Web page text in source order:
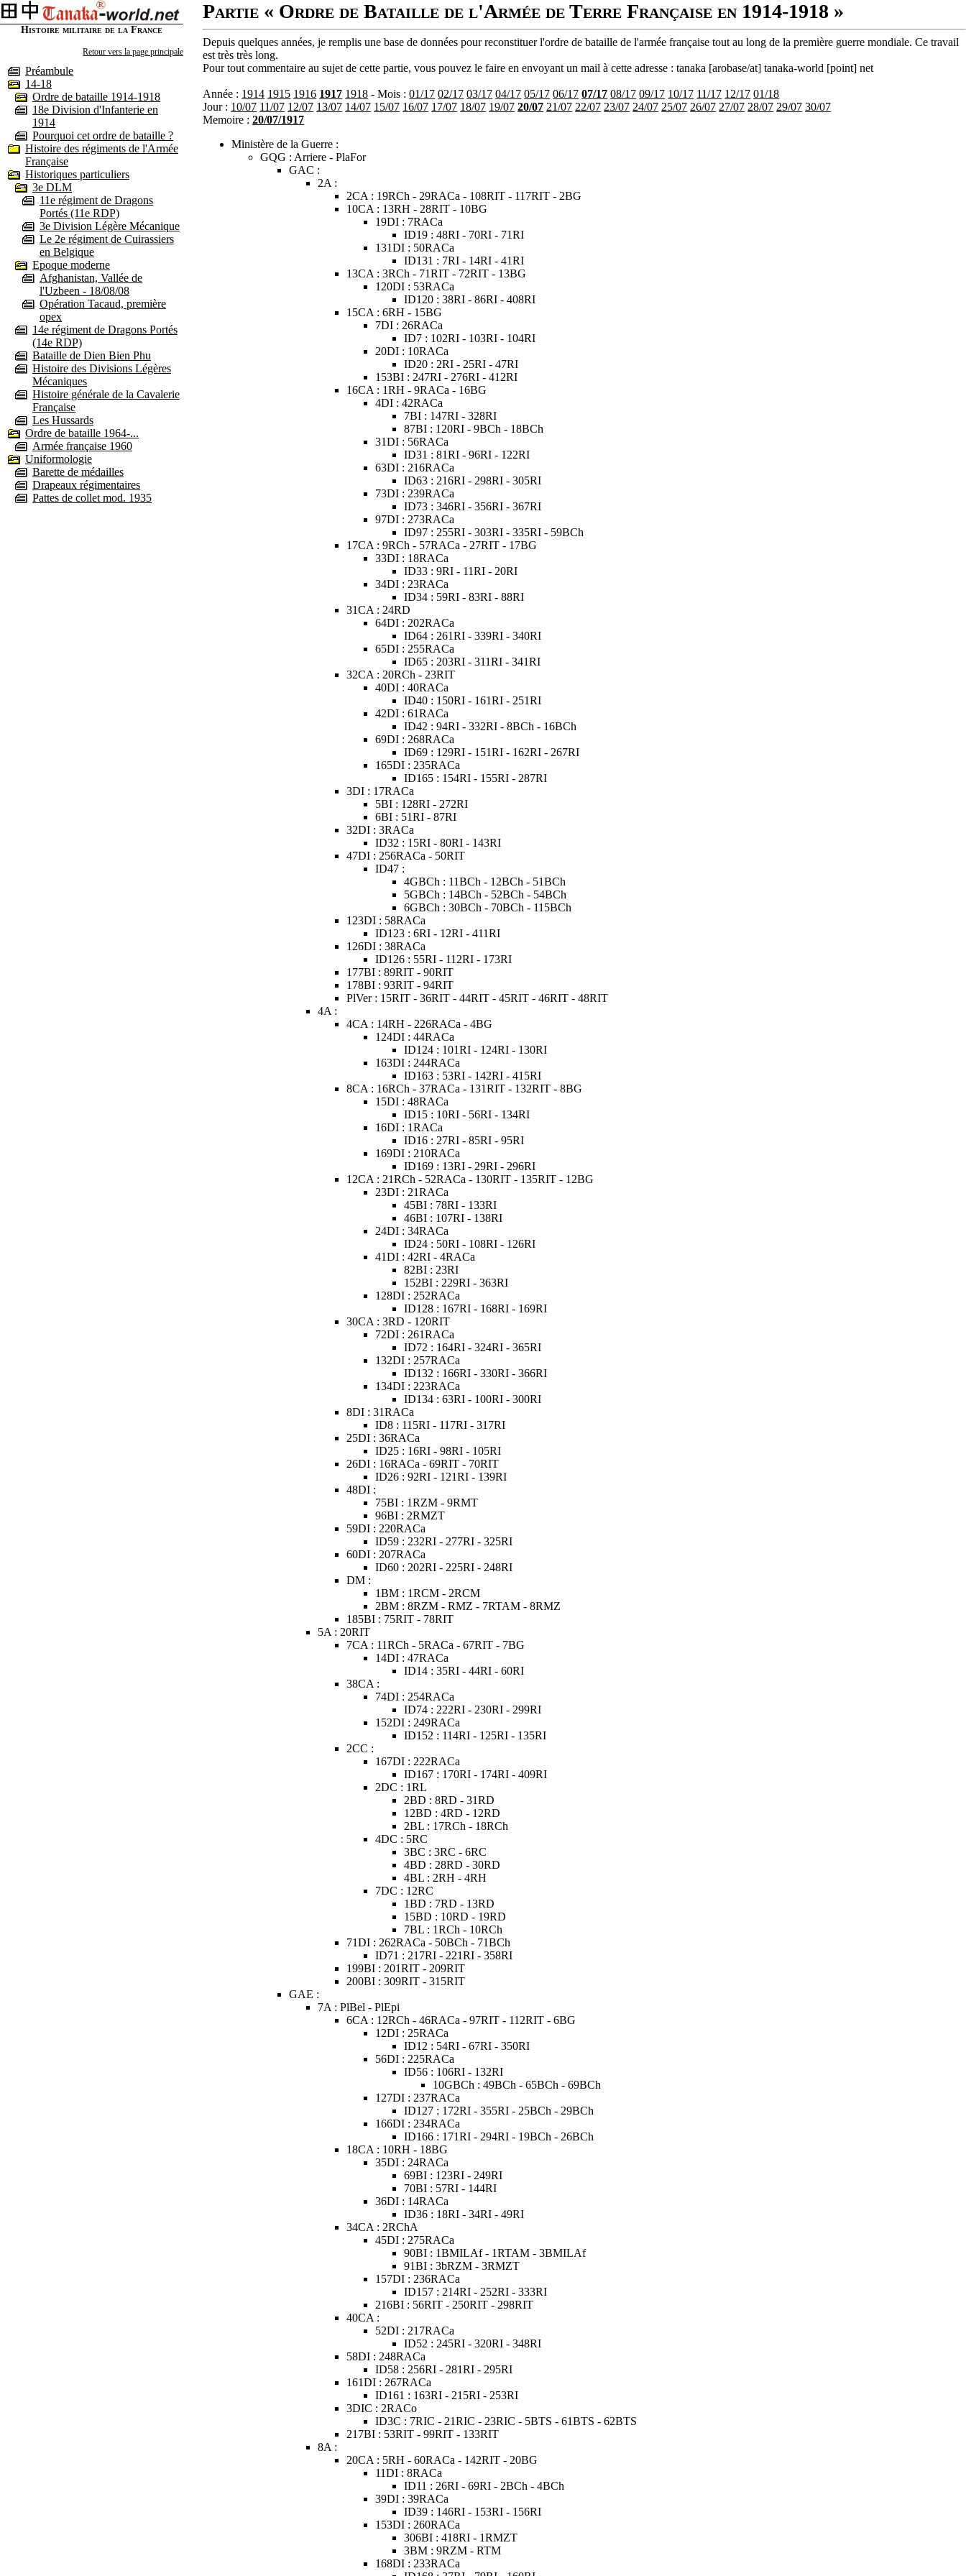
Histoire militaire de la France
Retour vers la page principale
Préambule
14-18
Ordre de bataille 1914-1918
18e Division d'Infanterie en
1914
Pourquoi cet ordre de bataille ?
Histoire des régiments de l'Armée
Française
Historiques particuliers
3e DLM
11e régiment de Dragons
Portés (11e RDP)
3e Division Légère Mécanique
Le 2e régiment de Cuirassiers
en Belgique
Epoque moderne
Afghanistan, Vallée de
l'Uzbeen - 18/08/08
Opération Tacaud, première
opex
14e régiment de Dragons Portés
(14e RDP)
Bataille de Dien Bien Phu
Histoire des Divisions Légères
Mécaniques
Histoire générale de la Cavalerie
Française
Les Hussards
Ordre de bataille 1964-...
Armée française 1960
Uniformologie
Barette de médailles
Drapeaux régimentaires
Pattes de collet mod. 1935
Partie « Ordre de Bataille de l'Armée de Terre Française en 1914-1918 »
Depuis quelques années, je remplis une base de données pour reconstituer l'ordre de bataille de l'armée française tout au long de la première guerre mondiale. Ce travail
est très très long.
Pour tout commentaire au sujet de cette partie, vous pouvez le faire en envoyant un mail à cette adresse : tanaka [arobase/at] tanaka-world [point] net
Année : 1914 1915 1916 1917 1918 - Mois :01/17 02/17 03/17 04/17 05/17 06/17 07/17 08/17 09/17 10/17 11/17 12/17 01/18
Jour : 10/07 11/07 12/07 13/07 14/07 15/07 16/07 17/07 18/07 19/07 20/07 21/07 22/07 23/07 24/07 25/07 26/07 27/07 28/07 29/07 30/07
Memoire :20/07/1917
Ministère de la Guerre :
GQG : Arriere - PlaFor
GAC :
2A :
2CA : 19RCh - 29RACa - 108RIT - 117RIT - 2BG
10CA : 13RH - 28RIT - 10BG
19DI : 7RACa
ID19 : 48RI - 70RI - 71RI
131DI : 50RACa
ID131 : 7RI - 14RI - 41RI
13CA : 3RCh - 71RIT - 72RIT - 13BG
120DI : 53RACa
ID120 : 38RI - 86RI - 408RI
15CA : 6RH - 15BG
7DI : 26RACa
ID7 : 102RI - 103RI - 104RI
20DI : 10RACa
ID20 : 2RI - 25RI - 47RI
153BI : 247RI - 276RI - 412RI
16CA : 1RH - 9RACa - 16BG
4DI : 42RACa
7BI : 147RI - 328RI
87BI : 120RI - 9BCh - 18BCh
31DI : 56RACa
ID31 : 81RI - 96RI - 122RI
63DI : 216RACa
ID63 : 216RI - 298RI - 305RI
73DI : 239RACa
ID73 : 346RI - 356RI - 367RI
97DI : 273RACa
ID97 : 255RI - 303RI - 335RI - 59BCh
17CA : 9RCh - 57RACa - 27RIT - 17BG
33DI : 18RACa
ID33 : 9RI - 11RI - 20RI
34DI : 23RACa
ID34 : 59RI - 83RI - 88RI
31CA : 24RD
64DI : 202RACa
ID64 : 261RI - 339RI - 340RI
65DI : 255RACa
ID65 : 203RI - 311RI - 341RI
32CA : 20RCh - 23RIT
40DI : 40RACa
ID40 : 150RI - 161RI - 251RI
42DI : 61RACa
ID42 : 94RI - 332RI - 8BCh - 16BCh
69DI : 268RACa
ID69 : 129RI - 151RI - 162RI - 267RI
165DI : 235RACa
ID165 : 154RI - 155RI - 287RI
3DI : 17RACa
5BI : 128RI - 272RI
6BI : 51RI - 87RI
32DI : 3RACa
ID32 : 15RI - 80RI - 143RI
47DI : 256RACa - 50RIT
ID47 :
4GBCh : 11BCh - 12BCh - 51BCh
5GBCh : 14BCh - 52BCh - 54BCh
6GBCh : 30BCh - 70BCh - 115BCh
123DI : 58RACa
ID123 : 6RI - 12RI - 411RI
126DI : 38RACa
ID126 : 55RI - 112RI - 173RI
177BI : 89RIT - 90RIT
178BI : 93RIT - 94RIT
PlVer : 15RIT - 36RIT - 44RIT - 45RIT - 46RIT - 48RIT
4A :
4CA : 14RH - 226RACa - 4BG
124DI : 44RACa
ID124 : 101RI - 124RI - 130RI
163DI : 244RACa
ID163 : 53RI - 142RI - 415RI
8CA : 16RCh - 37RACa - 131RIT - 132RIT - 8BG
15DI : 48RACa
ID15 : 10RI - 56RI - 134RI
16DI : 1RACa
ID16 : 27RI - 85RI - 95RI
169DI : 210RACa
ID169 : 13RI - 29RI - 296RI
12CA : 21RCh - 52RACa - 130RIT - 135RIT - 12BG
23DI : 21RACa
45BI : 78RI - 133RI
46BI : 107RI - 138RI
24DI : 34RACa
ID24 : 50RI - 108RI - 126RI
41DI : 42RI - 4RACa
82BI : 23RI
152BI : 229RI - 363RI
128DI : 252RACa
ID128 : 167RI - 168RI - 169RI
30CA : 3RD - 120RIT
72DI : 261RACa
ID72 : 164RI - 324RI - 365RI
132DI : 257RACa
ID132 : 166RI - 330RI - 366RI
134DI : 223RACa
ID134 : 63RI - 100RI - 300RI
8DI : 31RACa
ID8 : 115RI - 117RI - 317RI
25DI : 36RACa
ID25 : 16RI - 98RI - 105RI
26DI : 16RACa - 69RIT - 70RIT
ID26 : 92RI - 121RI - 139RI
48DI :
75BI : 1RZM - 9RMT
96BI : 2RMZT
59DI : 220RACa
ID59 : 232RI - 277RI - 325RI
60DI : 207RACa
ID60 : 202RI - 225RI - 248RI
DM :
1BM : 1RCM - 2RCM
2BM : 8RZM - RMZ - 7RTAM - 8RMZ
185BI : 75RIT - 78RIT
5A : 20RIT
7CA : 11RCh - 5RACa - 67RIT - 7BG
14DI : 47RACa
ID14 : 35RI - 44RI - 60RI
38CA :
74DI : 254RACa
ID74 : 222RI - 230RI - 299RI
152DI : 249RACa
ID152 : 114RI - 125RI - 135RI
2CC :
167DI : 222RACa
ID167 : 170RI - 174RI - 409RI
2DC : 1RL
2BD : 8RD - 31RD
12BD : 4RD - 12RD
2BL : 17RCh - 18RCh
4DC : 5RC
3BC : 3RC - 6RC
4BD : 28RD - 30RD
4BL : 2RH - 4RH
7DC : 12RC
1BD : 7RD - 13RD
15BD : 10RD - 19RD
7BL : 1RCh - 10RCh
71DI : 262RACa - 50BCh - 71BCh
ID71 : 217RI - 221RI - 358RI
199BI : 201RIT - 209RIT
200BI : 309RIT - 315RIT
GAE :
7A : PlBel - PlEpi
6CA : 12RCh - 46RACa - 97RIT - 112RIT - 6BG
12DI : 25RACa
ID12 : 54RI - 67RI - 350RI
56DI : 225RACa
ID56 : 106RI - 132RI
10GBCh : 49BCh - 65BCh - 69BCh
127DI : 237RACa
ID127 : 172RI - 355RI - 25BCh - 29BCh
166DI : 234RACa
ID166 : 171RI - 294RI - 19BCh - 26BCh
18CA : 10RH - 18BG
35DI : 24RACa
69BI : 123RI - 249RI
70BI : 57RI - 144RI
36DI : 14RACa
ID36 : 18RI - 34RI - 49RI
34CA : 2RChA
45DI : 275RACa
90BI : 1BMILAf - 1RTAM - 3BMILAf
91BI : 3bRZM - 3RMZT
157DI : 236RACa
ID157 : 214RI - 252RI - 333RI
216BI : 56RIT - 250RIT - 298RIT
40CA :
52DI : 217RACa
ID52 : 245RI - 320RI - 348RI
58DI : 248RACa
ID58 : 256RI - 281RI - 295RI
161DI : 267RACa
ID161 : 163RI - 215RI - 253RI
3DIC : 2RACo
ID3C : 7RIC - 21RIC - 23RIC - 5BTS - 61BTS - 62BTS
217BI : 53RIT - 99RIT - 133RIT
8A :
20CA : 5RH - 60RACa - 142RIT - 20BG
11DI : 8RACa
ID11 : 26RI - 69RI - 2BCh - 4BCh
39DI : 39RACa
ID39 : 146RI - 153RI - 156RI
153DI : 260RACa
306BI : 418RI - 1RMZT
3BM : 9RZM - RTM
168DI : 233RACa